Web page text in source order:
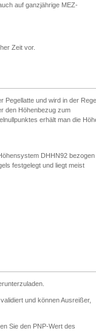
auf ganzjährige MEZ-
Zeit vor.
Pegellatte und wird in der
den Höhenbezug zum
erhält man die
DHHN92 bezogen
festgelegt und liegt meist
und können Ausreißer,
Sie den PNP-Wert des